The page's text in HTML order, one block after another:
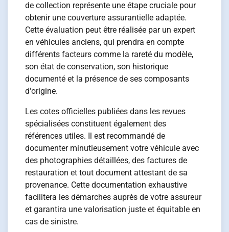
de collection représente une étape cruciale pour
obtenir une couverture assurantielle adaptée.
Cette évaluation peut être réalisée par un expert
en véhicules anciens, qui prendra en compte
différents facteurs comme la rareté du modèle,
son état de conservation, son historique
documenté et la présence de ses composants
d'origine.
Les cotes officielles publiées dans les revues
spécialisées constituent également des
références utiles. Il est recommandé de
documenter minutieusement votre véhicule avec
des photographies détaillées, des factures de
restauration et tout document attestant de sa
provenance. Cette documentation exhaustive
facilitera les démarches auprès de votre assureur
et garantira une valorisation juste et équitable en
cas de sinistre.